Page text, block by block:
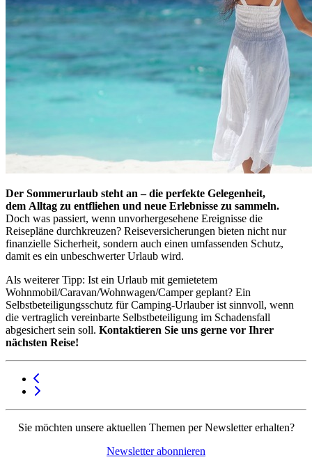
Der Sommerurlaub steht an – die perfekte Gelegenheit,
dem Alltag zu entfliehen und neue Erlebnisse zu sammeln.
Doch was passiert, wenn unvorhergesehene Ereignisse die
Reisepläne durchkreuzen? Reiseversicherungen bieten nicht nur
finanzielle Sicherheit, sondern auch einen umfassenden Schutz,
damit es ein unbeschwerter Urlaub wird.
Als weiterer Tipp: Ist ein Urlaub mit gemietetem
Wohnmobil/Caravan/Wohnwagen/Camper geplant? Ein
Selbstbeteiligungsschutz für Camping-Urlauber ist sinnvoll, wenn
die vertraglich vereinbarte Selbstbeteiligung im Schadensfall
abgesichert sein soll. Kontaktieren Sie uns gerne vor Ihrer
nächsten Reise!
Sie möchten unsere aktuellen Themen per Newsletter erhalten?
Newsletter abonnieren